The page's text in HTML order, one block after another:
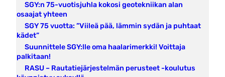
SGY:n 75-vuotisjuhla kokosi geotekniikan alan
osaajat yhteen
SGY 75 vuotta: ”Viileä pää, lämmin sydän ja puhtaat
kädet”
Suunnittele SGY:lle oma haalarimerkki! Voittaja
palkitaan!
RASU – Rautatiejärjestelmän perusteet -koulutus